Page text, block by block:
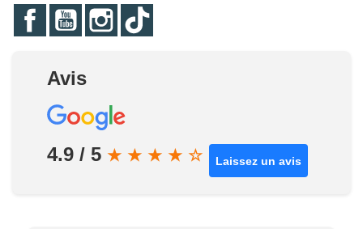
FacebookYouTubeInstagram
Avis
4.9 / 5 ★ ★ ★ ★ ☆ Laissez un avis